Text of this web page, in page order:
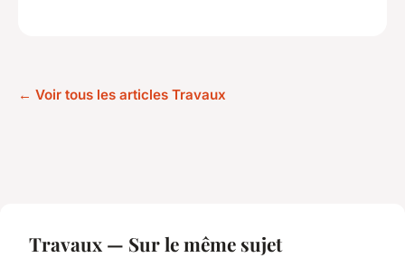
← Voir tous les articles Travaux
Travaux — Sur le même sujet